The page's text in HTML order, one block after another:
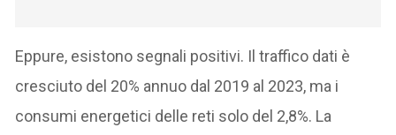
Eppure, esistono segnali positivi. Il traffico dati è
cresciuto del 20% annuo dal 2019 al 2023, ma i
consumi energetici delle reti solo del 2,8%. La